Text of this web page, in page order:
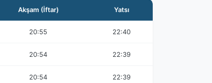
Akşam (İftar) Yatsı
20:55 22:40
20:54 22:39
20:54 22:39